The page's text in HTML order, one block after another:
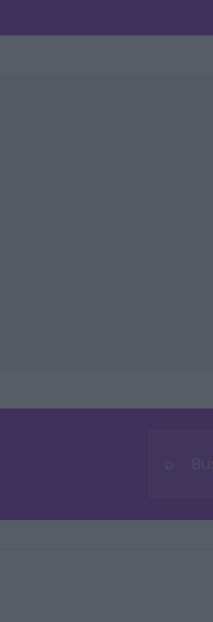
⌕Buscar